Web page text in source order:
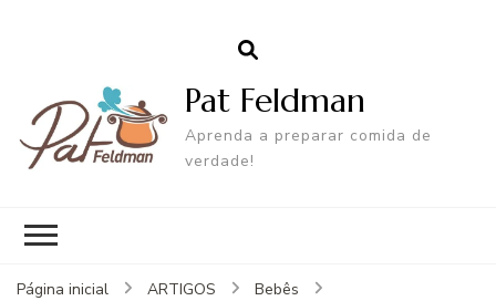
Pat Feldman
Aprenda a preparar comida de
verdade!
Página inicial ARTIGOS
Bebês